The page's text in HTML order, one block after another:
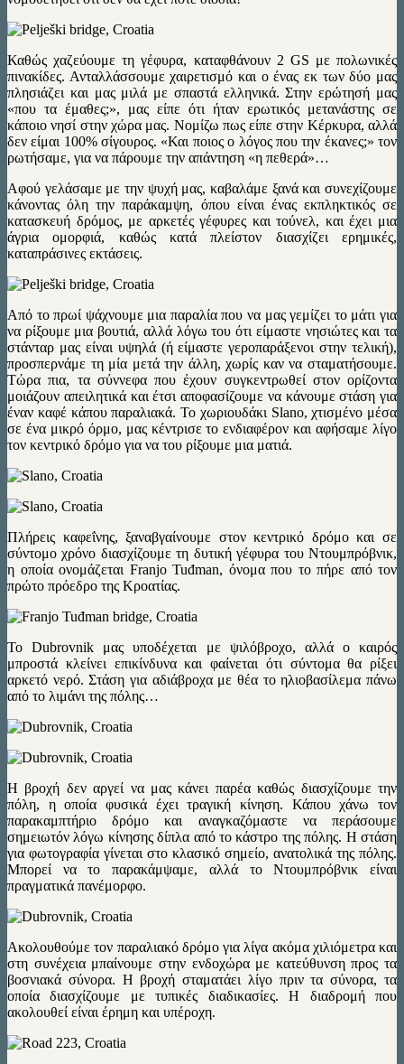
Καθώς χαζεύουμε τη γέφυρα, καταφθάνουν 2 GS με πολωνικές
πινακίδες. Ανταλλάσσουμε χαιρετισμό και ο ένας εκ των δύο μας
πλησιάζει και μας μιλά με σπαστά ελληνικά. Στην ερώτησή μας
«που τα έμαθες;», μας είπε ότι ήταν ερωτικός μετανάστης σε
κάποιο νησί στην χώρα μας. Νομίζω πως είπε στην Κέρκυρα, αλλά
δεν είμαι 100% σίγουρος. «Και ποιος ο λόγος που την έκανες;» τον
ρωτήσαμε, για να πάρουμε την απάντηση «η πεθερά»…
Αφού γελάσαμε με την ψυχή μας, καβαλάμε ξανά και συνεχίζουμε
κάνοντας όλη την παράκαμψη, όπου είναι ένας εκπληκτικός σε
κατασκευή δρόμος, με αρκετές γέφυρες και τούνελ, και έχει μια
άγρια ομορφιά, καθώς κατά πλείστον διασχίζει ερημικές,
καταπράσινες εκτάσεις.
Από το πρωί ψάχνουμε μια παραλία που να μας γεμίζει το μάτι για
να ρίξουμε μια βουτιά, αλλά λόγω του ότι είμαστε νησιώτες και τα
στάνταρ μας είναι υψηλά (ή είμαστε γεροπαράξενοι στην τελική),
προσπερνάμε τη μία μετά την άλλη, χωρίς καν να σταματήσουμε.
Τώρα πια, τα σύννεφα που έχουν συγκεντρωθεί στον ορίζοντα
μοιάζουν απειλητικά και έτσι αποφασίζουμε να κάνουμε στάση για
έναν καφέ κάπου παραλιακά. Το χωριουδάκι Slano, χτισμένο μέσα
σε ένα μικρό όρμο, μας κέντρισε το ενδιαφέρον και αφήσαμε λίγο
τον κεντρικό δρόμο για να του ρίξουμε μια ματιά.
Πλήρεις καφεΐνης, ξαναβγαίνουμε στον κεντρικό δρόμο και σε
σύντομο χρόνο διασχίζουμε τη δυτική γέφυρα του Ντουμπρόβνικ,
η οποία ονομάζεται Franjo Tuđman, όνομα που το πήρε από τον
πρώτο πρόεδρο της Κροατίας.
Το Dubrovnik μας υποδέχεται με ψιλόβροχο, αλλά ο καιρός
μπροστά κλείνει επικίνδυνα και φαίνεται ότι σύντομα θα ρίξει
αρκετό νερό. Στάση για αδιάβροχα με θέα το ηλιοβασίλεμα πάνω
από το λιμάνι της πόλης…
Η βροχή δεν αργεί να μας κάνει παρέα καθώς διασχίζουμε την
πόλη, η οποία φυσικά έχει τραγική κίνηση. Κάπου χάνω τον
παρακαμπτήριο δρόμο και αναγκαζόμαστε να περάσουμε
σημειωτόν λόγω κίνησης δίπλα από το κάστρο της πόλης. Η στάση
για φωτογραφία γίνεται στο κλασικό σημείο, ανατολικά της πόλης.
Μπορεί να το παρακάμψαμε, αλλά το Ντουμπρόβνικ είναι
πραγματικά πανέμορφο.
Ακολουθούμε τον παραλιακό δρόμο για λίγα ακόμα χιλιόμετρα και
στη συνέχεια μπαίνουμε στην ενδοχώρα με κατεύθυνση προς τα
βοσνιακά σύνορα. Η βροχή σταματάει λίγο πριν τα σύνορα, τα
οποία διασχίζουμε με τυπικές διαδικασίες. Η διαδρομή που
ακολουθεί είναι έρημη και υπέροχη.